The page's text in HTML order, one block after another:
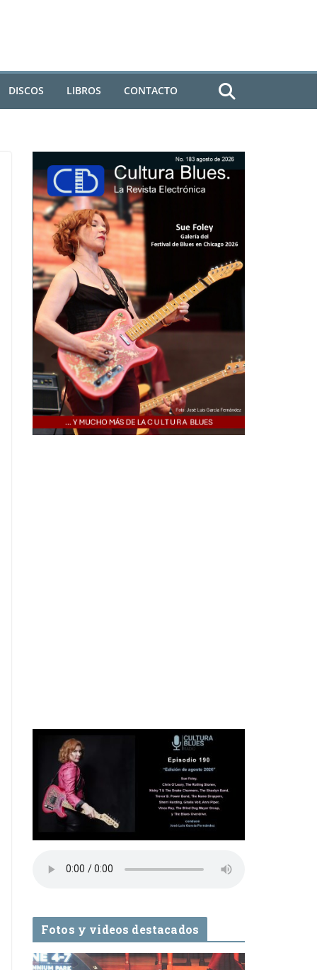
DISCOS LIBROS CONTACTO
Fotos y videos destacados